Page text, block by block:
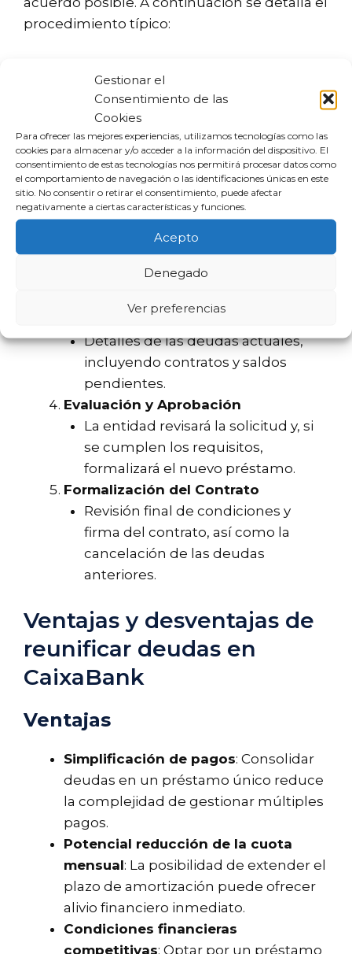
Gestionar el
Consentimiento de las
Cookies
Para ofrecer las mejores experiencias, utilizamos tecnologías como las
cookies para almacenar y/o acceder a la información del dispositivo. El
consentimiento de estas tecnologías nos permitirá procesar datos como
el comportamiento de navegación o las identificaciones únicas en este
sitio. No consentir o retirar el consentimiento, puede afectar
negativamente a ciertas características y funciones.
Acepto
Denegado
Ver preferencias
procedimiento típico:
Revisar ingresos, gastos y deudas
para evaluar la viabilidad de la
Asesoría Bancaria
Programar una cita con un asesor
de CaixaBank para recibir
propuestas personalizadas.
Presentación de Documentación
DNI y documentos de identidad.
Comprobantes de ingresos, como
autónomos.
Detalles de las deudas actuales,
incluyendo contratos y saldos
pendientes.
Evaluación y Aprobación
La entidad revisará la solicitud y, si
se cumplen los requisitos,
formalizará el nuevo préstamo.
Formalización del Contrato
Revisión final de condiciones y
firma del contrato, así como la
cancelación de las deudas
anteriores.
Ventajas y desventajas de
reunificar deudas en
CaixaBank
Ventajas
Simplificación de pagos: Consolidar
deudas en un préstamo único reduce
la complejidad de gestionar múltiples
pagos.
Potencial reducción de la cuota
mensual: La posibilidad de extender el
plazo de amortización puede ofrecer
alivio financiero inmediato.
Condiciones financieras
competitivas: Optar por un préstamo